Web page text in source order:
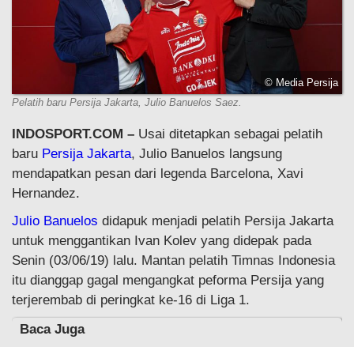
© Media Persija
Pelatih baru Persija Jakarta, Julio Banuelos Saez.
INDOSPORT.COM – Usai ditetapkan sebagai pelatih
baru Persija Jakarta, Julio Banuelos langsung
mendapatkan pesan dari legenda Barcelona, Xavi
Hernandez.
Julio Banuelos didapuk menjadi pelatih Persija Jakarta
untuk menggantikan Ivan Kolev yang didepak pada
Senin (03/06/19) lalu. Mantan pelatih Timnas Indonesia
itu dianggap gagal mengangkat peforma Persija yang
terjerembab di peringkat ke-16 di Liga 1.
Baca Juga